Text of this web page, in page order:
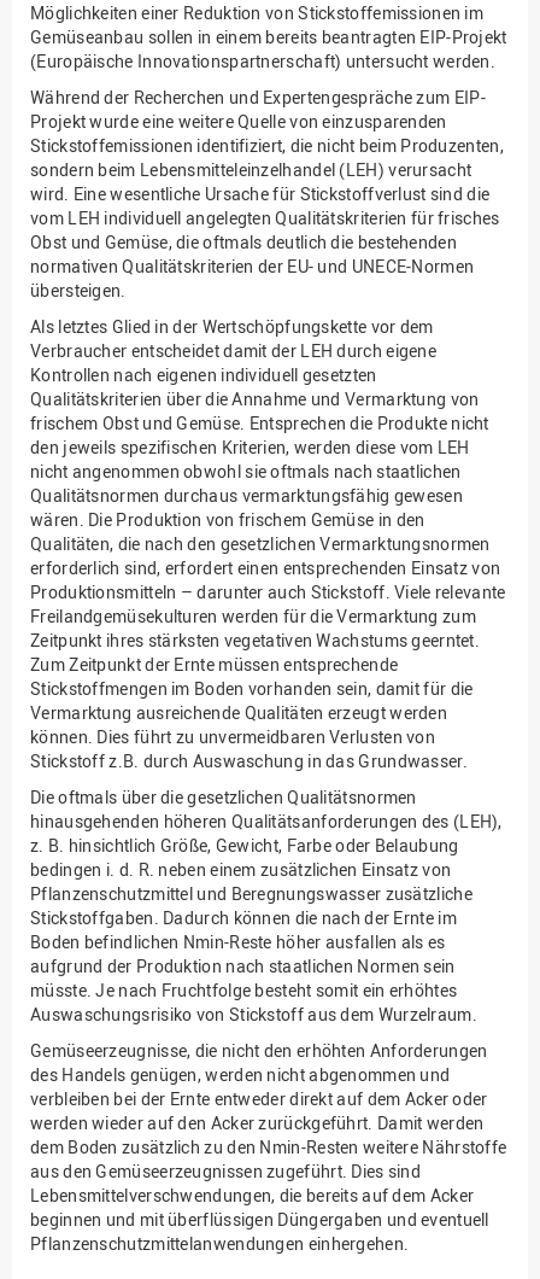
Möglichkeiten einer Reduktion von Stickstoffemissionen im
Gemüseanbau sollen in einem bereits beantragten EIP-Projekt
(Europäische Innovationspartnerschaft) untersucht werden.
Während der Recherchen und Expertengespräche zum EIP-
Projekt wurde eine weitere Quelle von einzusparenden
Stickstoffemissionen identifiziert, die nicht beim Produzenten,
sondern beim Lebensmitteleinzelhandel (LEH) verursacht
wird. Eine wesentliche Ursache für Stickstoffverlust sind die
vom LEH individuell angelegten Qualitätskriterien für frisches
Obst und Gemüse, die oftmals deutlich die bestehenden
normativen Qualitätskriterien der EU- und UNECE-Normen
übersteigen.
Als letztes Glied in der Wertschöpfungskette vor dem
Verbraucher entscheidet damit der LEH durch eigene
Kontrollen nach eigenen individuell gesetzten
Qualitätskriterien über die Annahme und Vermarktung von
frischem Obst und Gemüse. Entsprechen die Produkte nicht
den jeweils spezifischen Kriterien, werden diese vom LEH
nicht angenommen obwohl sie oftmals nach staatlichen
Qualitätsnormen durchaus vermarktungsfähig gewesen
wären. Die Produktion von frischem Gemüse in den
Qualitäten, die nach den gesetzlichen Vermarktungsnormen
erforderlich sind, erfordert einen entsprechenden Einsatz von
Produktionsmitteln – darunter auch Stickstoff. Viele relevante
Freilandgemüsekulturen werden für die Vermarktung zum
Zeitpunkt ihres stärksten vegetativen Wachstums geerntet.
Zum Zeitpunkt der Ernte müssen entsprechende
Stickstoffmengen im Boden vorhanden sein, damit für die
Vermarktung ausreichende Qualitäten erzeugt werden
können. Dies führt zu unvermeidbaren Verlusten von
Stickstoff z.B. durch Auswaschung in das Grundwasser.
Die oftmals über die gesetzlichen Qualitätsnormen
hinausgehenden höheren Qualitätsanforderungen des (LEH),
z. B. hinsichtlich Größe, Gewicht, Farbe oder Belaubung
bedingen i. d. R. neben einem zusätzlichen Einsatz von
Pflanzenschutzmittel und Beregnungswasser zusätzliche
Stickstoffgaben. Dadurch können die nach der Ernte im
Boden befindlichen Nmin-Reste höher ausfallen als es
aufgrund der Produktion nach staatlichen Normen sein
müsste. Je nach Fruchtfolge besteht somit ein erhöhtes
Auswaschungsrisiko von Stickstoff aus dem Wurzelraum.
Gemüseerzeugnisse, die nicht den erhöhten Anforderungen
des Handels genügen, werden nicht abgenommen und
verbleiben bei der Ernte entweder direkt auf dem Acker oder
werden wieder auf den Acker zurückgeführt. Damit werden
dem Boden zusätzlich zu den Nmin-Resten weitere Nährstoffe
aus den Gemüseerzeugnissen zugeführt. Dies sind
Lebensmittelverschwendungen, die bereits auf dem Acker
beginnen und mit überflüssigen Düngergaben und eventuell
Pflanzenschutzmittelanwendungen einhergehen.